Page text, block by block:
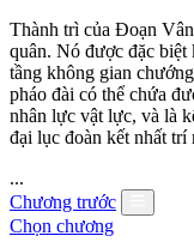
Thành trì của Đoạn
quân. Nó được đặc biệt
tầng không gian
pháo đài có thể chứa
nhân lực vật lực, và là
đại lục đoàn kết nhất trí
...
Chương trước
Chọn chương